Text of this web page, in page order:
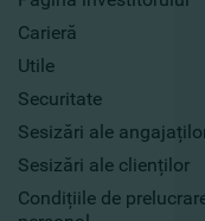
Carieră
Utile
Securitate
Sesizări ale
Sesizări ale clienților
Condițiile de